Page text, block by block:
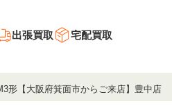
出張買取 宅配買取
形【大阪府箕面市からご来店】豊中店